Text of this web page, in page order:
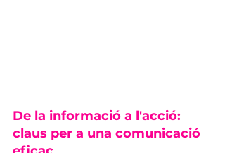
De la informació a l'acció:
claus per a una comunicació